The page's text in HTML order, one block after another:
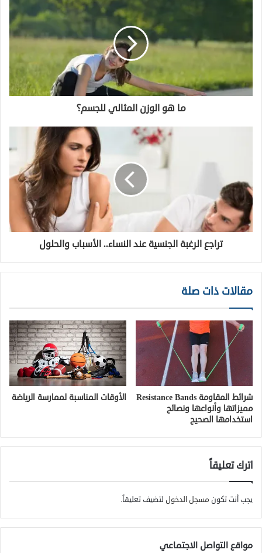
ما هو الوزن المثالي للجسم؟
تراجع الرغبة الجنسية عند النساء.. الأسباب والحلول
مقالات ذات صلة
شرائط المقاومة Resistance Bands
مميزاتها وأنواعها ونصائح
استخدامها الصحيح
الأوقات المناسبة لممارسة الرياضة
اترك تعليقاً
يجب أنت تكون مسجل الدخول لتضيف تعليقاً.
مواقع التواصل الاجتماعي